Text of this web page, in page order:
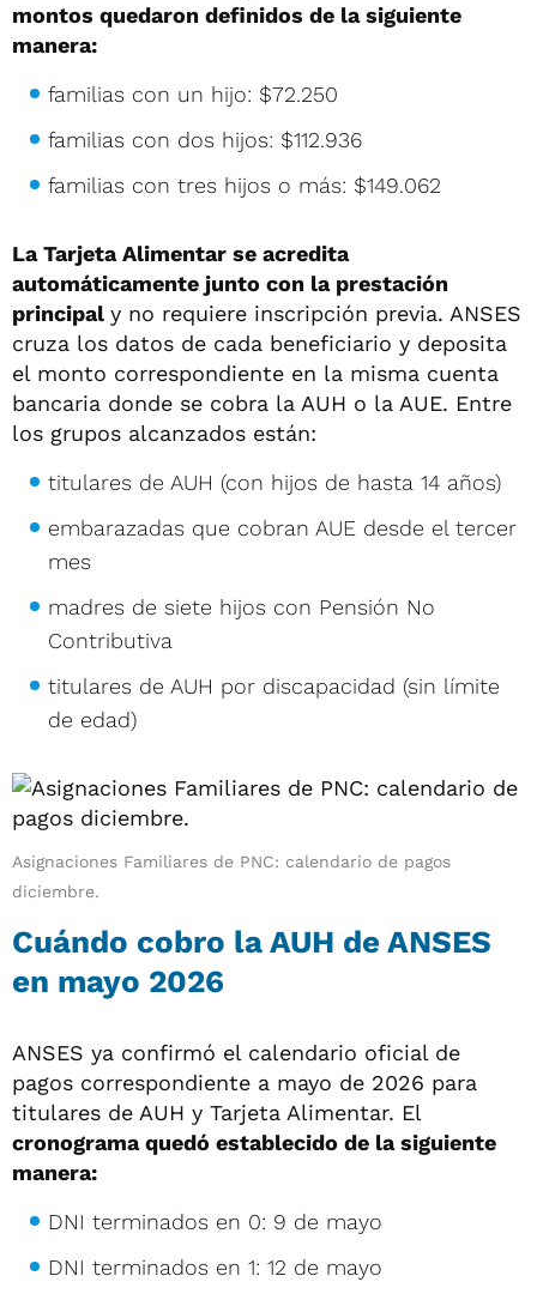
montos quedaron definidos de la siguiente
manera:
familias con un hijo: $72.250
familias con dos hijos: $112.936
familias con tres hijos o más: $149.062
La Tarjeta Alimentar se acredita
automáticamente junto con la prestación
principal y no requiere inscripción previa. ANSES
cruza los datos de cada beneficiario y deposita
el monto correspondiente en la misma cuenta
bancaria donde se cobra la AUH o la AUE. Entre
los grupos alcanzados están:
titulares de AUH (con hijos de hasta 14 años)
embarazadas que cobran AUE desde el tercer
mes
madres de siete hijos con Pensión No
Contributiva
titulares de AUH por discapacidad (sin límite
de edad)
Asignaciones Familiares de PNC: calendario de pagos
diciembre.
Cuándo cobro la AUH de ANSES
en mayo 2026
ANSES ya confirmó el calendario oficial de
pagos correspondiente a mayo de 2026 para
titulares de AUH y Tarjeta Alimentar. El
cronograma quedó establecido de la siguiente
manera:
DNI terminados en 0: 9 de mayo
DNI terminados en 1: 12 de mayo